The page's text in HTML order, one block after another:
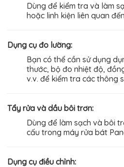
Dùng để kiểm tra và làm
hoặc linh kiện liên quan
Dụng cụ đo lường:
Bạn có thể cần sử dụng
thước, bộ đo nhiệt độ,
v.v. để kiểm tra các thông
Tẩy rửa và dầu bôi trơn:
Dùng để làm sạch và bôi
cấu trong máy rửa bát
Dụng cụ điều chỉnh: